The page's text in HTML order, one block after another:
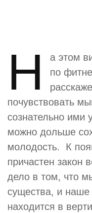
Н
а этом
по
почувствовать
сознательно ими
можно дольше
молодость. К
причастен закон
дело в том, что
существа, и наше
находится в